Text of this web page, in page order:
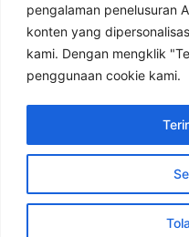
pengalaman penelusuran
konten yang
kami. Dengan mengklik
penggunaan cookie kami.
Contact us:
Tentang Kami Pedoman